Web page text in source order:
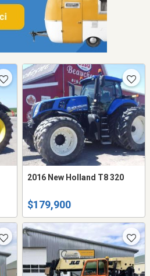
2016 New Holland T8 320
$179,900